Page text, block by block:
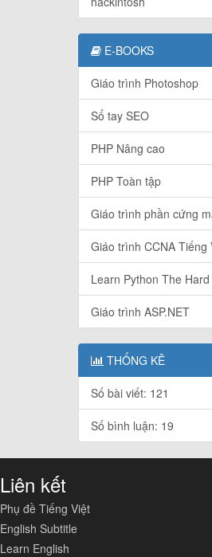
E-BOOKS
Giáo trình Photoshop
Sổ tay SEO
PHP Nâng cao
PHP Toàn tập
Giáo trình phần cứng
Giáo trình CCNA Tiếng
Learn Python The Hard
Giáo trình ASP.NET
THỐNG KÊ
Số bài viết: 121
Số bình luận: 19
Liên kết
Phụ đề Tiếng Việt
English Subtitle
Learn English